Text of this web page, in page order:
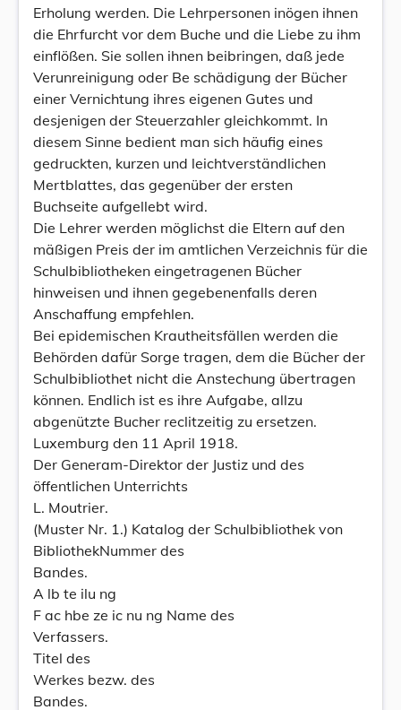
Erholung werden. Die Lehrpersonen inögen ihnen
die Ehrfurcht vor dem Buche und die Liebe zu ihm
einflößen. Sie sollen ihnen beibringen, daß jede
Verunreinigung oder Be schädigung der Bücher
einer Vernichtung ihres eigenen Gutes und
desjenigen der Steuerzahler gleichkommt. In
diesem Sinne bedient man sich häufig eines
gedruckten, kurzen und leichtverständlichen
Mertblattes, das gegenüber der ersten
Buchseite aufgellebt wird.
Die Lehrer werden möglichst die Eltern auf den
mäßigen Preis der im amtlichen Verzeichnis für die
Schulbibliotheken eingetragenen Bücher
hinweisen und ihnen gegebenenfalls deren
Anschaffung empfehlen.
Bei epidemischen Krautheitsfällen werden die
Behörden dafür Sorge tragen, dem die Bücher der
Schulbibliothet nicht die Anstechung übertragen
können. Endlich ist es ihre Aufgabe, allzu
abgenützte Bucher reclitzeitig zu ersetzen.
Luxemburg den 11 April 1918.
Der Generam-Direktor der Justiz und des
öffentlichen Unterrichts
L. Moutrier.
(Muster Nr. 1.) Katalog der Schulbibliothek von
BibliothekNummer des
Bandes.
A lb te ilu ng
F ac hbe ze ic nu ng Name des
Verfassers.
Titel des
Werkes bezw. des
Bandes.